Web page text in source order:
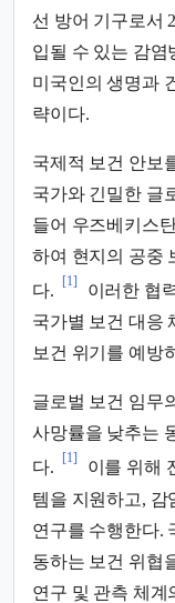
선 방어 기구로서
입될 수 있는 감염
미국인의 생명과
략이다.
국제적 보건 안보
국가와 긴밀한 글
들어 우즈베키스
하여 현지의 공중
다.
[1]
이러한 협
국가별 보건 대응
보건 위기를 예방
글로벌 보건 임무
사망률을 낮추는
다.
[1]
이를 위해
템을 지원하고, 감
연구를 수행한다.
동하는 보건 위협
연구 및 관측 체계